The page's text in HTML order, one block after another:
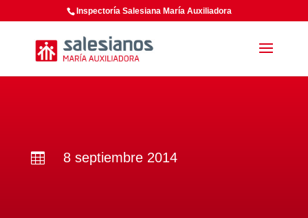
Inspectoría Salesiana María Auxiliadora
 8 septiembre 2014